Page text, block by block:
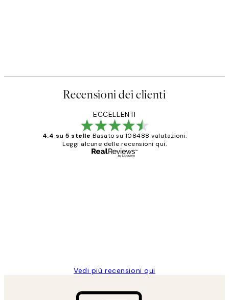
Recensioni dei clienti
ECCELLENTI
4.4 su 5 stelle Basato su 108488 valutazioni.
Leggi alcune delle recensioni qui.
Vedi più recensioni qui